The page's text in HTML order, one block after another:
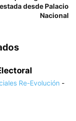
desde Palacio
Nacional
Re-Evolución -